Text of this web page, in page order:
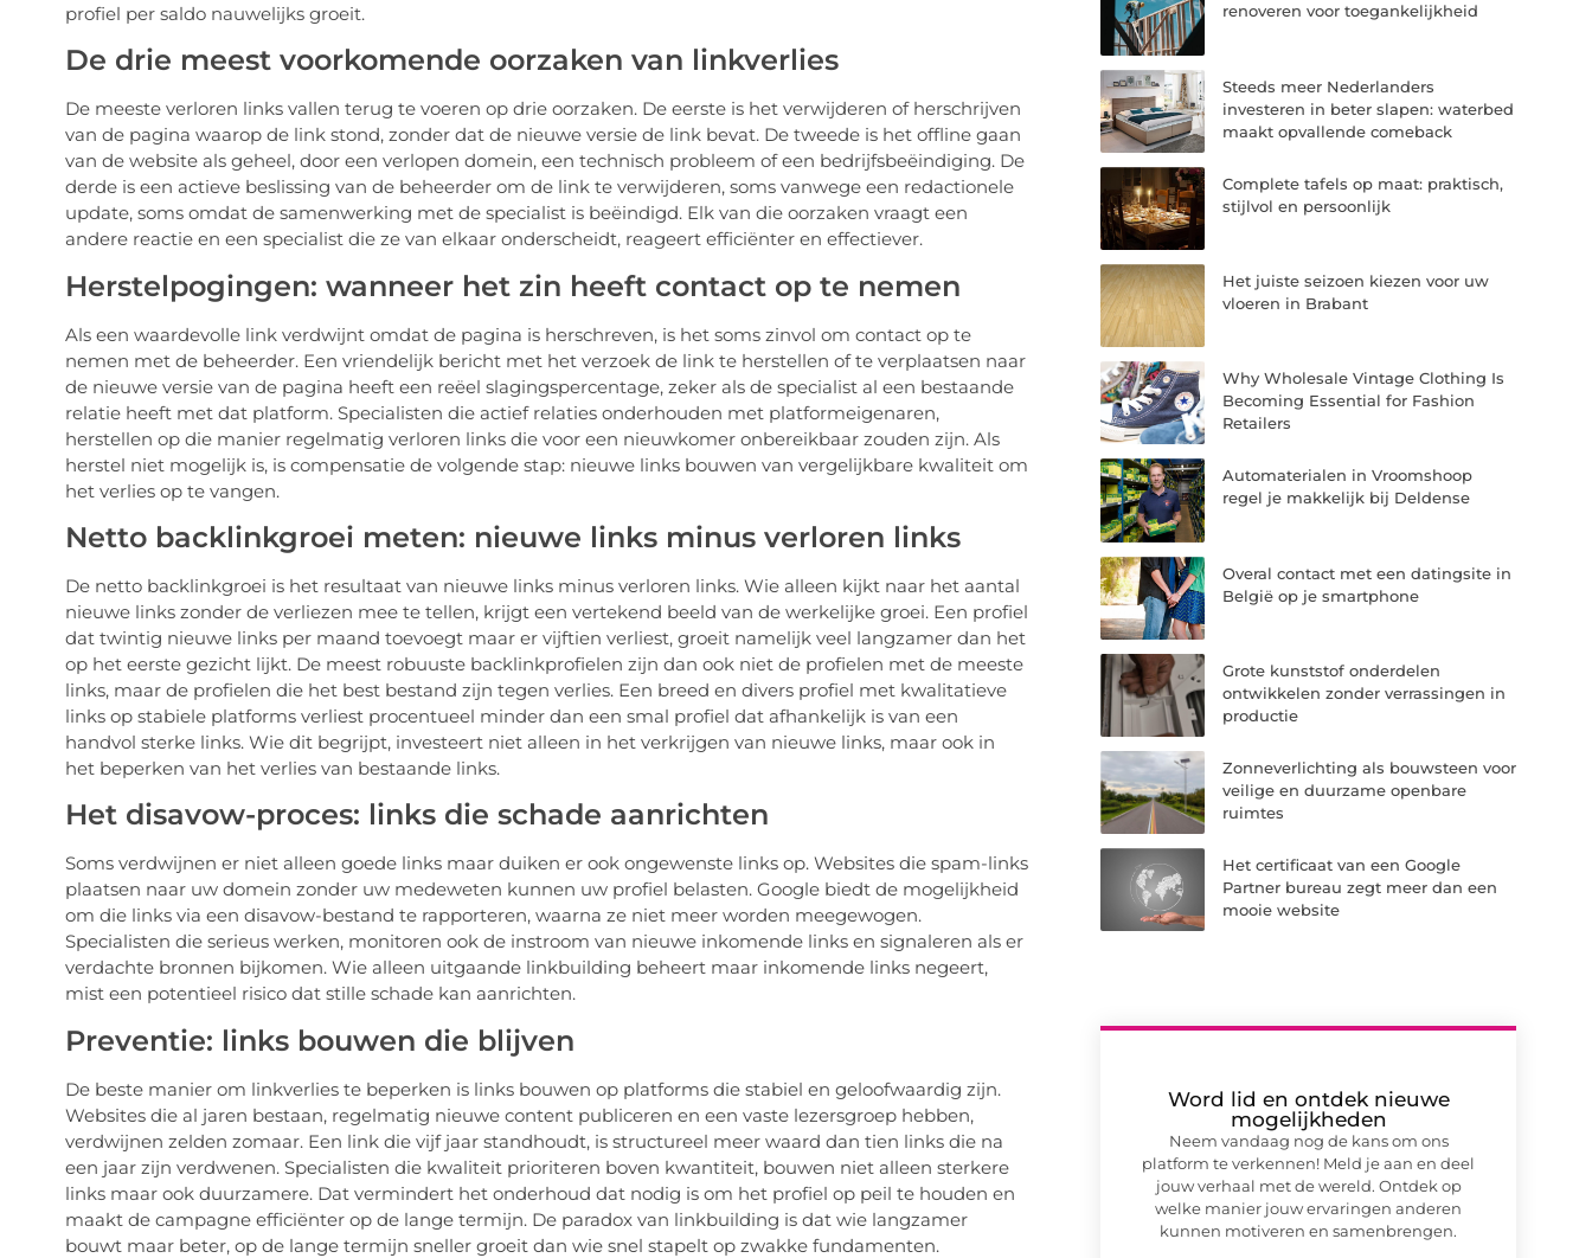
profiel per saldo nauwelijks groeit.
De drie meest voorkomende oorzaken van linkverlies
De meeste verloren links vallen terug te voeren op drie oorzaken. De eerste is het verwijderen of herschrijven
van de pagina waarop de link stond, zonder dat de nieuwe versie de link bevat. De tweede is het offline gaan
van de website als geheel, door een verlopen domein, een technisch probleem of een bedrijfsbeëindiging. De
derde is een actieve beslissing van de beheerder om de link te verwijderen, soms vanwege een redactionele
update, soms omdat de samenwerking met de specialist is beëindigd. Elk van die oorzaken vraagt een
andere reactie en een specialist die ze van elkaar onderscheidt, reageert efficiënter en effectiever.
Herstelpogingen: wanneer het zin heeft contact op te nemen
Als een waardevolle link verdwijnt omdat de pagina is herschreven, is het soms zinvol om contact op te
nemen met de beheerder. Een vriendelijk bericht met het verzoek de link te herstellen of te verplaatsen naar
de nieuwe versie van de pagina heeft een reëel slagingspercentage, zeker als de specialist al een bestaande
relatie heeft met dat platform. Specialisten die actief relaties onderhouden met platformeigenaren,
herstellen op die manier regelmatig verloren links die voor een nieuwkomer onbereikbaar zouden zijn. Als
herstel niet mogelijk is, is compensatie de volgende stap: nieuwe links bouwen van vergelijkbare kwaliteit om
het verlies op te vangen.
Netto backlinkgroei meten: nieuwe links minus verloren links
De netto backlinkgroei is het resultaat van nieuwe links minus verloren links. Wie alleen kijkt naar het aantal
nieuwe links zonder de verliezen mee te tellen, krijgt een vertekend beeld van de werkelijke groei. Een profiel
dat twintig nieuwe links per maand toevoegt maar er vijftien verliest, groeit namelijk veel langzamer dan het
op het eerste gezicht lijkt. De meest robuuste backlinkprofielen zijn dan ook niet de profielen met de meeste
links, maar de profielen die het best bestand zijn tegen verlies. Een breed en divers profiel met kwalitatieve
links op stabiele platforms verliest procentueel minder dan een smal profiel dat afhankelijk is van een
handvol sterke links. Wie dit begrijpt, investeert niet alleen in het verkrijgen van nieuwe links, maar ook in
het beperken van het verlies van bestaande links.
Het disavow-proces: links die schade aanrichten
Soms verdwijnen er niet alleen goede links maar duiken er ook ongewenste links op. Websites die spam-links
plaatsen naar uw domein zonder uw medeweten kunnen uw profiel belasten. Google biedt de mogelijkheid
om die links via een disavow-bestand te rapporteren, waarna ze niet meer worden meegewogen.
Specialisten die serieus werken, monitoren ook de instroom van nieuwe inkomende links en signaleren als er
verdachte bronnen bijkomen. Wie alleen uitgaande linkbuilding beheert maar inkomende links negeert,
mist een potentieel risico dat stille schade kan aanrichten.
Preventie: links bouwen die blijven
De beste manier om linkverlies te beperken is links bouwen op platforms die stabiel en geloofwaardig zijn.
Websites die al jaren bestaan, regelmatig nieuwe content publiceren en een vaste lezersgroep hebben,
verdwijnen zelden zomaar. Een link die vijf jaar standhoudt, is structureel meer waard dan tien links die na
een jaar zijn verdwenen. Specialisten die kwaliteit prioriteren boven kwantiteit, bouwen niet alleen sterkere
links maar ook duurzamere. Dat vermindert het onderhoud dat nodig is om het profiel op peil te houden en
maakt de campagne efficiënter op de lange termijn. De paradox van linkbuilding is dat wie langzamer
bouwt maar beter, op de lange termijn sneller groeit dan wie snel stapelt op zwakke fundamenten.
renoveren voor toegankelijkheid
Steeds meer Nederlanders
investeren in beter slapen: waterbed
maakt opvallende comeback
Complete tafels op maat: praktisch,
stijlvol en persoonlijk
Het juiste seizoen kiezen voor uw
vloeren in Brabant
Why Wholesale Vintage Clothing Is
Becoming Essential for Fashion
Retailers
Automaterialen in Vroomshoop
regel je makkelijk bij Deldense
Overal contact met een datingsite in
België op je smartphone
Grote kunststof onderdelen
ontwikkelen zonder verrassingen in
productie
Zonneverlichting als bouwsteen voor
veilige en duurzame openbare
ruimtes
Het certificaat van een Google
Partner bureau zegt meer dan een
mooie website
Word lid en ontdek nieuwe
mogelijkheden
Neem vandaag nog de kans om ons
platform te verkennen! Meld je aan en deel
jouw verhaal met de wereld. Ontdek op
welke manier jouw ervaringen anderen
kunnen motiveren en samenbrengen.